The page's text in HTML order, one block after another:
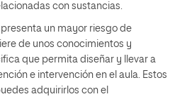
con sustancias.
un mayor riesgo de
de unos conocimientos y
que permita diseñar y llevar a
e intervención en el aula. Estos
adquirirlos con el